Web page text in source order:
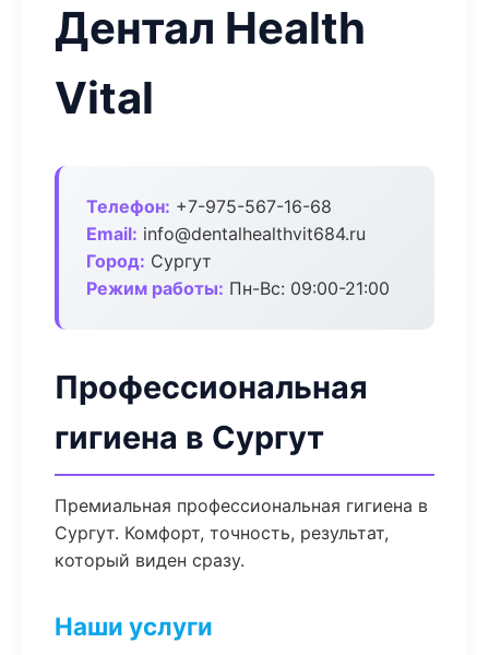
Дентал Health
Vital
Телефон: +7-975-567-16-68
Email: info@dentalhealthvit684.ru
Город: Сургут
Режим работы: Пн-Вс: 09:00-21:00
Профессиональная
гигиена в Сургут
Премиальная профессиональная гигиена в
Сургут. Комфорт, точность, результат,
который виден сразу.
Наши услуги